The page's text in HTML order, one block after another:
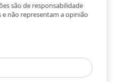
são de responsabilidade
e não representam a opinião